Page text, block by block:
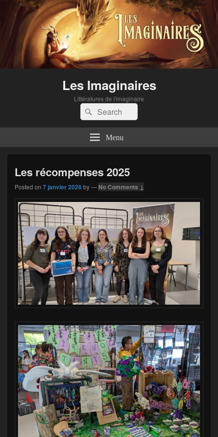
Les Imaginaires
Littératures de l'imaginaire
Search
for:
Search
Menu
Les récompenses 2025
Posted on 7 janvier 2026by— No Comments ↓